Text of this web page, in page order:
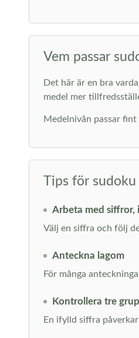
Vem passar
Det här är en bra
medel mer
Medelnivån passar
Tips för sudoku
Arbeta med siffror,
Välj en siffra och följ
Anteckna lagom
För många
Kontrollera tre
En ifylld siffra